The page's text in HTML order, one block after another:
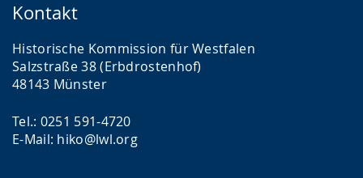
Kontakt
Historische Kommission für Westfalen
Salzstraße 38 (Erbdrostenhof)
48143 Münster
Tel.: 0251 591-4720
E-Mail: hiko@lwl.org